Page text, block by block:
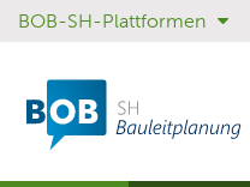
Sprungmenü
Direkt
Hauptnavigation
springen
Direkt
Inhalt
springen
BOB-SH-Plattformen